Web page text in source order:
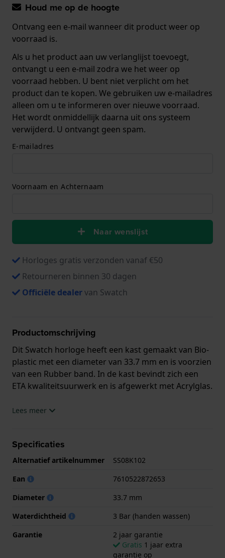
Houd me op de hoogte
Ontvang een e-mail wanneer dit product weer op
voorraad is.
Als u het product aan uw verlanglijst toevoegt,
ontvangt u een e-mail zodra we het weer op
voorraad hebben. U bent niet verplicht om het
product dan te kopen. We gebruiken uw e-mailadres
alleen om u te informeren over nieuwe voorraad.
Het wordt onmiddellijk daarna uit ons systeem
verwijderd. U ontvangt geen spam.
E-mailadres
Voornaam en Achternaam
Naar wenslijst
Horloges gratis verzonden vanaf €50
Retourneren binnen 30 dagen
Officiële dealervan Swatch
Productomschrijving
Dit Swatch horloge heeft een kast gemaakt van Bio-
plastic met een diameter van 33.7 mm en is voorzien
van een Rubber band. In de kast bevindt zich een
ETA kwaliteitsuurwerk en is afgewerkt met Acrylglas.
Het horloge is 3ATM. Dit betekent dat het horloge
.
Lees meer
Specificaties
Alternatief artikelnummer
SS08K102
Ean
7610522872653
Diameter
33.7 mm
Waterdichtheid
3 Bar (handen wassen)
Garantie
2 jaar garantie
Gratis 1 jaar extra
garantie op